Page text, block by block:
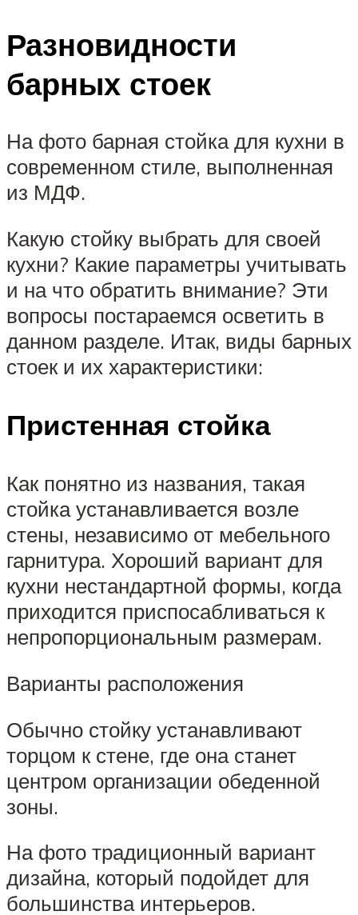
Разновидности
барных стоек
На фото барная стойка для кухни в
современном стиле, выполненная
из МДФ.
Какую стойку выбрать для своей
кухни? Какие параметры учитывать
и на что обратить внимание? Эти
вопросы постараемся осветить в
данном разделе. Итак, виды барных
стоек и их характеристики:
Пристенная стойка
Как понятно из названия, такая
стойка устанавливается возле
стены, независимо от мебельного
гарнитура. Хороший вариант для
кухни нестандартной формы, когда
приходится приспосабливаться к
непропорциональным размерам.
Варианты расположения
Обычно стойку устанавливают
торцом к стене, где она станет
центром организации обеденной
зоны.
На фото традиционный вариант
дизайна, который подойдет для
большинства интерьеров.